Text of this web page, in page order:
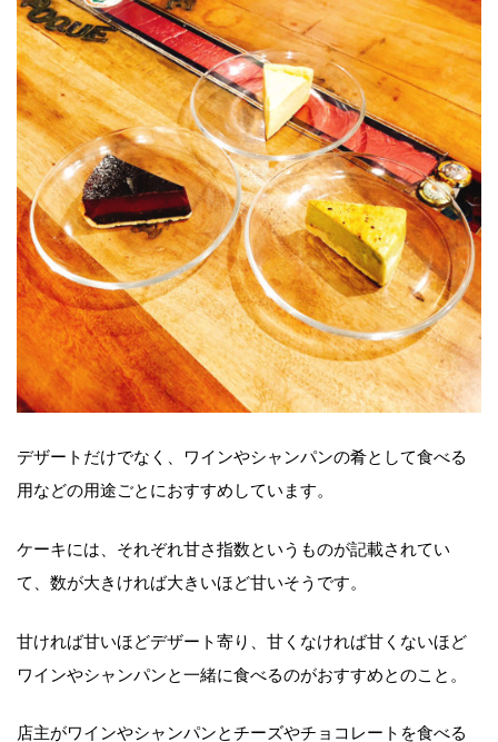
デザートだけでなく、ワインやシャンパンの肴として食べる
用などの用途ごとにおすすめしています。
ケーキには、それぞれ甘さ指数というものが記載されてい
て、数が大きければ大きいほど甘いそうです。
甘ければ甘いほどデザート寄り、甘くなければ甘くないほど
ワインやシャンパンと一緒に食べるのがおすすめとのこと。
店主がワインやシャンパンとチーズやチョコレートを食べる